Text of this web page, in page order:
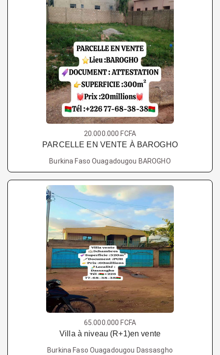
20.000.000 FCFA
PARCELLE EN VENTE À BAROGHO
Burkina Faso Ouagadougou BAROGHO
65.000.000 FCFA
Villa à niveau (R+1)en vente
Burkina Faso Ouagadougou Dassasgho